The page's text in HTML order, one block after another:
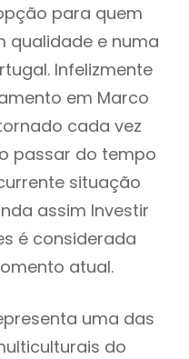
para quem
qualidade e numa
Infelizmente
em Marco
cada vez
passar do tempo
situação
assim Investir
é considerada
atual.
uma das
do